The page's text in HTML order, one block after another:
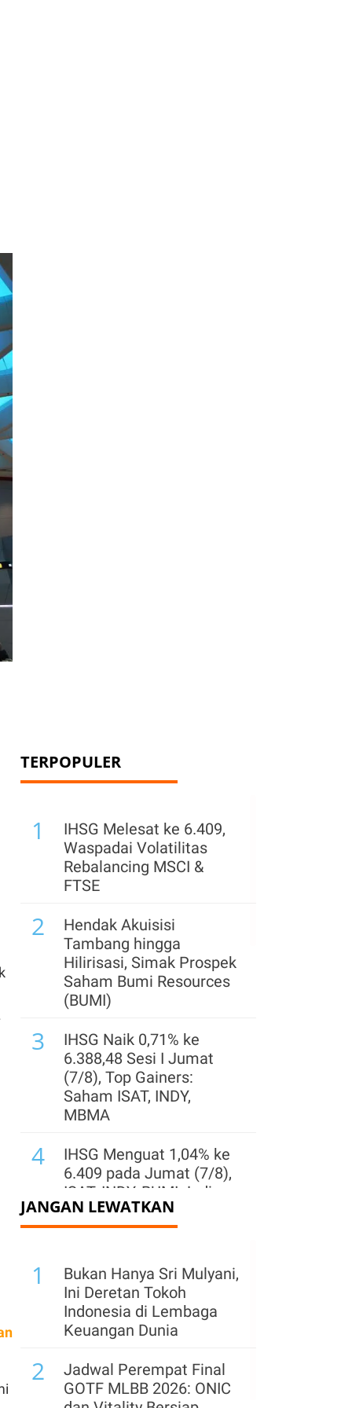
TERPOPULER
1
IHSG Melesat ke 6.409,
Waspadai Volatilitas
Rebalancing MSCI &
FTSE
2
Hendak Akuisisi
Tambang hingga
Hilirisasi, Simak Prospek
Saham Bumi Resources
(BUMI)
3
IHSG Naik 0,71% ke
6.388,48 Sesi I Jumat
(7/8), Top Gainers:
Saham ISAT, INDY,
MBMA
4
IHSG Menguat 1,04% ke
6.409 pada Jumat (7/8),
ISAT, INDY, BUMI Jadi
Top Gainers LQ45
Level 6.372 Jumat (7/8)
Pagi, Sentimen Domestik
Masih Positif
Wijaya Karya (WIKA)
Buka Suara Soal
Rencana Kemenkeu
Ambil Alih Saham
JANGAN LEWATKAN
1
Bukan Hanya Sri Mulyani,
Ini Deretan Tokoh
Indonesia di Lembaga
Keuangan Dunia
2
Jadwal Perempat Final
GOTF MLBB 2026: ONIC